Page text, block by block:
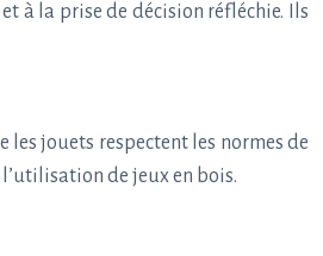
à la prise de décision réfléchie. Ils
les jouets respectent les normes de
l’utilisation de jeux en bois.